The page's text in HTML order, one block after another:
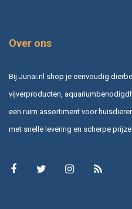
Over ons
Bij Junai.nl shop je eenvoudig
vijverproducten,
een ruim assortiment voor
met snelle levering en scherpe